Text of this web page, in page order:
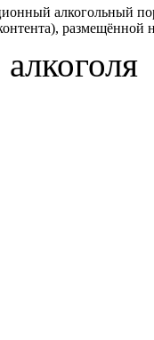
алкогольный
размещённой